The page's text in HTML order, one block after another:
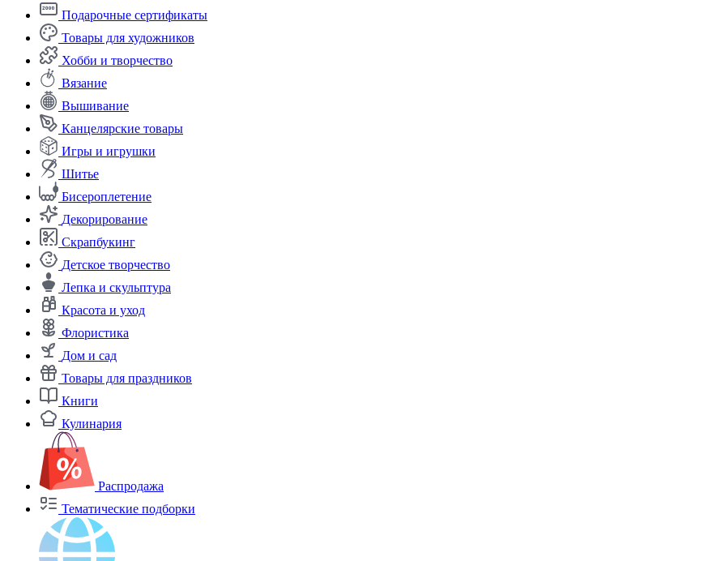
Подарочные сертификаты
Товары для художников
Хобби и творчество
Вязание
Вышивание
Канцелярские товары
Игры и игрушки
Шитье
Бисероплетение
Декорирование
Скрапбукинг
Детское творчество
Лепка и скульптура
Красота и уход
Флористика
Дом и сад
Товары для праздников
Книги
Кулинария
Распродажа
Тематические подборки